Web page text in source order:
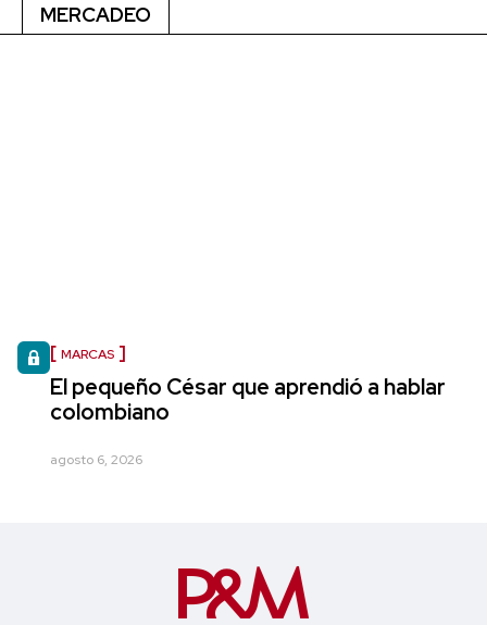
MERCADEO
MARCAS
El pequeño César que aprendió a hablar
colombiano
agosto 6, 2026